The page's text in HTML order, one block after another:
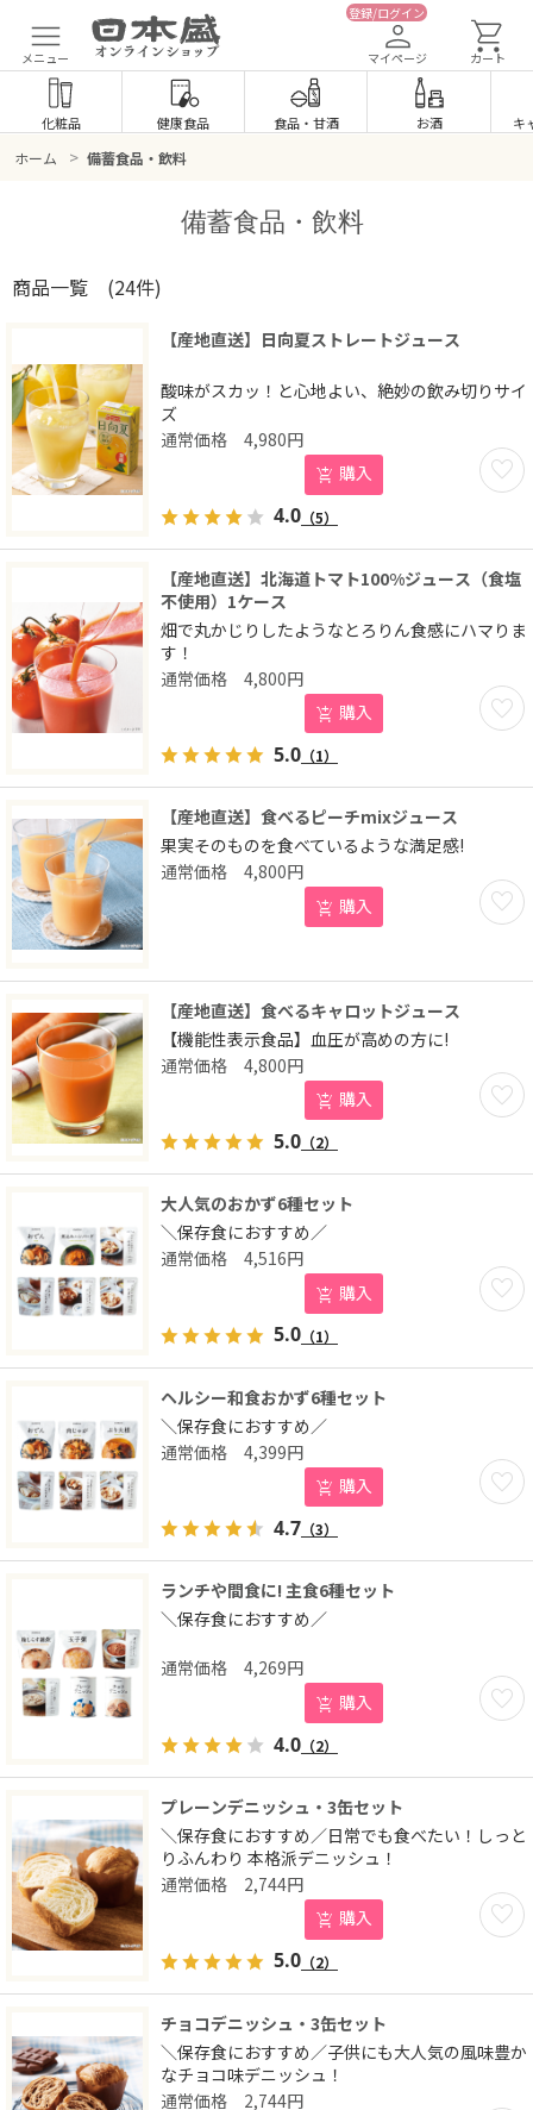
メニュー
登録/ログイン
マイページ カート
化粧品 健康食品 食品・ 甘酒 お酒 キ
ホーム > 備蓄食品・飲料
備蓄食品・飲料
商品一覧 (24件)
【産地直送】日向夏ストレートジュース
酸味がスカッ！と心地よい、絶妙の飲み切りサイ
ズ
お気
4,980円
購入
4.0 （5）
【産地直送】北海道トマト100%ジュース（食塩
不使用）1ケース
畑で丸かじりしたようなとろりん食感にハマりま
す！
お気
4,800円
購入
5.0 （1）
【産地直送】食べるピーチmixジュース
果実そのものを食べているような満足感!
お気
4,800円
購入
【産地直送】食べるキャロットジュース
【機能性表示食品】血圧が高めの方に!
お気
4,800円
購入
5.0 （2）
大人気のおかず6種セット
＼保存食におすすめ／
お気
4,516円
購入
5.0 （1）
ヘルシー和食おかず6種セット
＼保存食におすすめ／
お気
4,399円
購入
4.7 （3）
ランチや間食に! 主食6種セット
＼保存食におすすめ／
お気
4,269円
購入
4.0 （2）
プレーンデニッシュ・3缶セット
＼保存食におすすめ／日常でも食べたい！しっと
りふんわり 本格派デニッシュ！
お気
2,744円
購入
5.0 （2）
チョコデニッシュ・3缶セット
＼保存食におすすめ／子供にも大人気の風味豊か
なチョコ味デニッシュ！
2,744円